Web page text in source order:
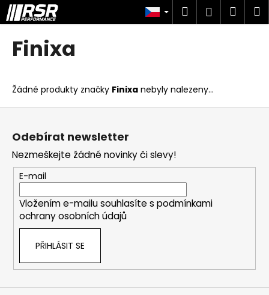
Přejít
na
obsah
Hledat
Finixa
Žádné produkty značky Finixa nebyly nalezeny...
K
o
o
p
o
t
ř
e
b
e
n
a
Z
Odebírat newsletter
Nezmeškejte žádné novinky či slevy!
E-mail
Vložením e-mailu souhlasíte s podmínkami
ochrany osobních údajů
PŘIHLÁSIT SE